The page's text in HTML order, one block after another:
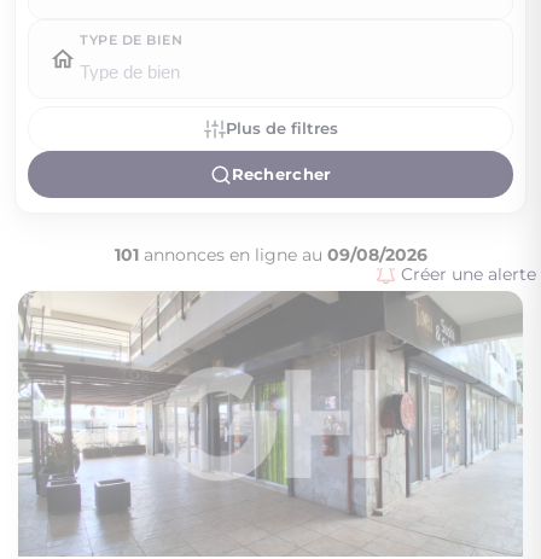
TYPE DE BIEN
Plus de filtres
Rechercher
101annonces en ligne au 09/08/2026
Créer une alerte